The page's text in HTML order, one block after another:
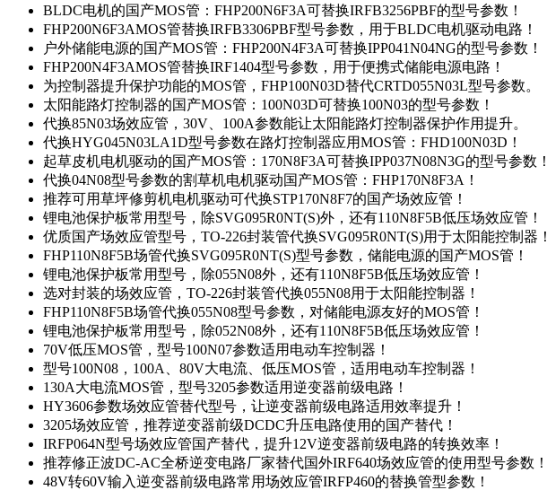
BLDC电机的国产MOS管：FHP200N6F3A可替换IRFB3256PBF的型号参数！
FHP200N6F3AMOS管替换IRFB3306PBF型号参数，用于BLDC电机驱动电路！
户外储能电源的国产MOS管：FHP200N4F3A可替换IPP041N04NG的型号参数！
FHP200N4F3AMOS管替换IRF1404型号参数，用于便携式储能电源电路！
为控制器提升保护功能的MOS管，FHP100N03D替代CRTD055N03L型号参数。
太阳能路灯控制器的国产MOS管：100N03D可替换100N03的型号参数！
代换85N03场效应管，30V、100A参数能让太阳能路灯控制器保护作用提升。
代换HYG045N03LA1D型号参数在路灯控制器应用MOS管：FHD100N03D！
起草皮机电机驱动的国产MOS管：170N8F3A可替换IPP037N08N3G的型号参数！
代换04N08型号参数的割草机电机驱动国产MOS管：FHP170N8F3A！
推荐可用草坪修剪机电机驱动可代换STP170N8F7的国产场效应管！
锂电池保护板常用型号，除SVG095R0NT(S)外，还有110N8F5B低压场效应管！
优质国产场效应管型号，TO-226封装管代换SVG095R0NT(S)用于太阳能控制器！
FHP110N8F5B场管代换SVG095R0NT(S)型号参数，储能电源的国产MOS管！
锂电池保护板常用型号，除055N08外，还有110N8F5B低压场效应管！
选对封装的场效应管，TO-226封装管代换055N08用于太阳能控制器！
FHP110N8F5B场管代换055N08型号参数，对储能电源友好的MOS管！
锂电池保护板常用型号，除052N08外，还有110N8F5B低压场效应管！
70V低压MOS管，型号100N07参数适用电动车控制器！
型号100N08，100A、80V大电流、低压MOS管，适用电动车控制器！
130A大电流MOS管，型号3205参数适用逆变器前级电路！
HY3606参数场效应管替代型号，让逆变器前级电路适用效率提升！
3205场效应管，推荐逆变器前级DCDC升压电路使用的国产替代！
IRFP064N型号场效应管国产替代，提升12V逆变器前级电路的转换效率！
推荐修正波DC-AC全桥逆变电路厂家替代国外IRF640场效应管的使用型号参数！
48V转60V输入逆变器前级电路常用场效应管IRFP460的替换管型参数！